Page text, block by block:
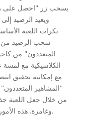
يسحب زر "احصل على
ويعيد الرصيد
بكرات اللعبة
سحب الرصيد من
المتعددون" من
الكلاسيكية مع
مع إمكانية تحقيق
"المشاهير
من خلال جعل اللعبة
وغامرة. هذه الأمور تجعل اللاعبين يشعرون بمتعة لا تُنسى.